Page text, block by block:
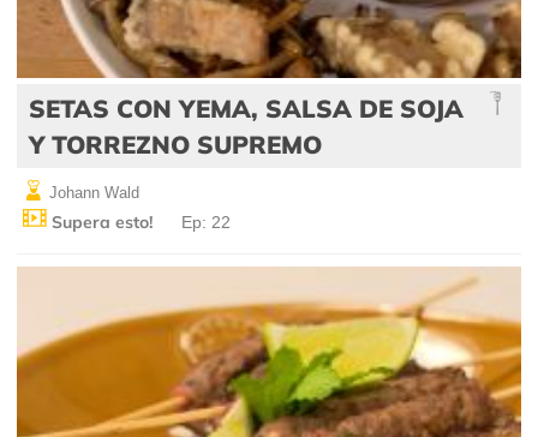
SETAS CON YEMA, SALSA DE SOJA
Y TORREZNO SUPREMO
Johann Wald
Supera esto! Ep: 22